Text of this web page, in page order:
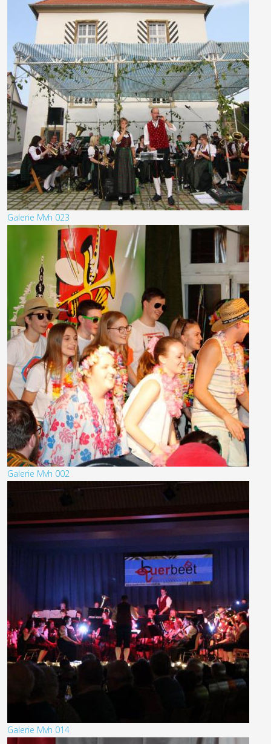
Galerie Mvh 023
Galerie Mvh 002
Galerie Mvh 014